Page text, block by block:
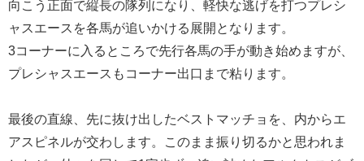
向こう正面で縦長の隊列になり、軽快な逃げを打つプレシ
ャスエースを各馬が追いかける展開となります。
3コーナーに入るところで先行各馬の手が動き始めますが、
プレシャスエースもコーナー出口まで粘ります。
最後の直線、先に抜け出したベストマッチョを、内からエ
アスピネルが交わします。このまま振り切るかと思われま